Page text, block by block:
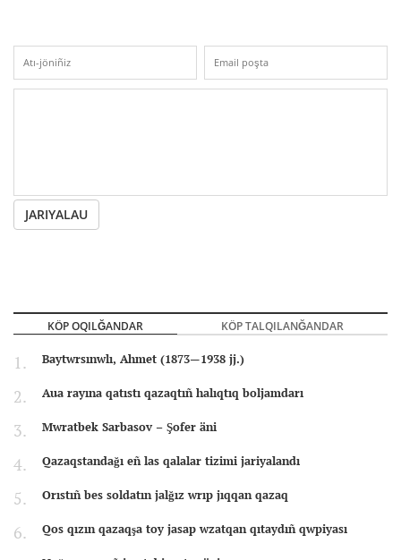
JARIYALAU
KÖP OQILĞANDAR KÖP TALQILANĞANDAR
Baytwrsınwlı, Ahmet (1873—1938 jj.)
Aua rayına qatıstı qazaqtıñ halıqtıq boljamdarı
Mwratbek Sarbasov – Şofer äni
Qazaqstandağı eñ las qalalar tizimi jariyalandı
Orıstıñ bes soldatın jalğız wrıp jıqqan qazaq
Qos qızın qazaqşa toy jasap wzatqan qıtaydıñ qwpiyası